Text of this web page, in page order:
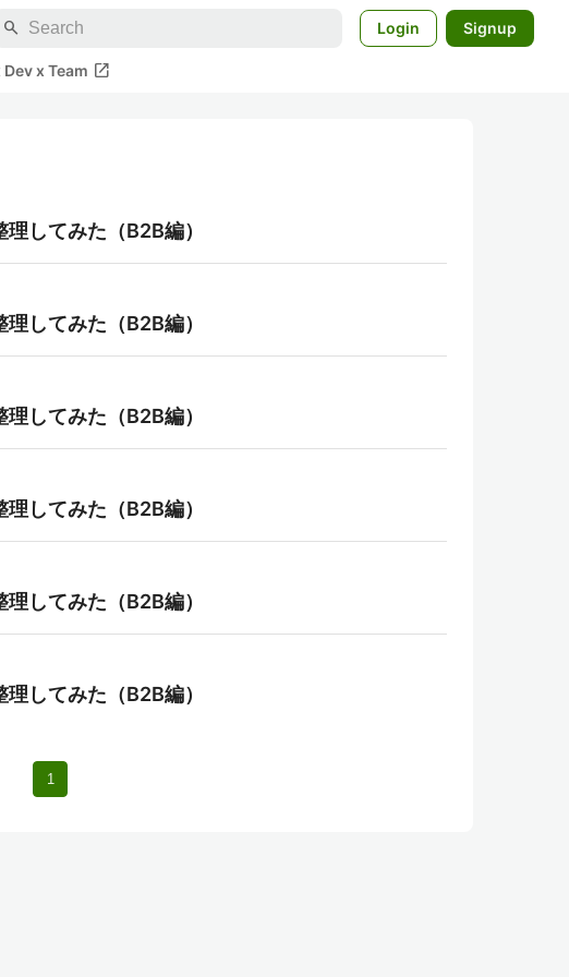
search Login Signup
Dev x Team open_in_new
してみた（B2B編）
してみた（B2B編）
してみた（B2B編）
してみた（B2B編）
してみた（B2B編）
してみた（B2B編）
1